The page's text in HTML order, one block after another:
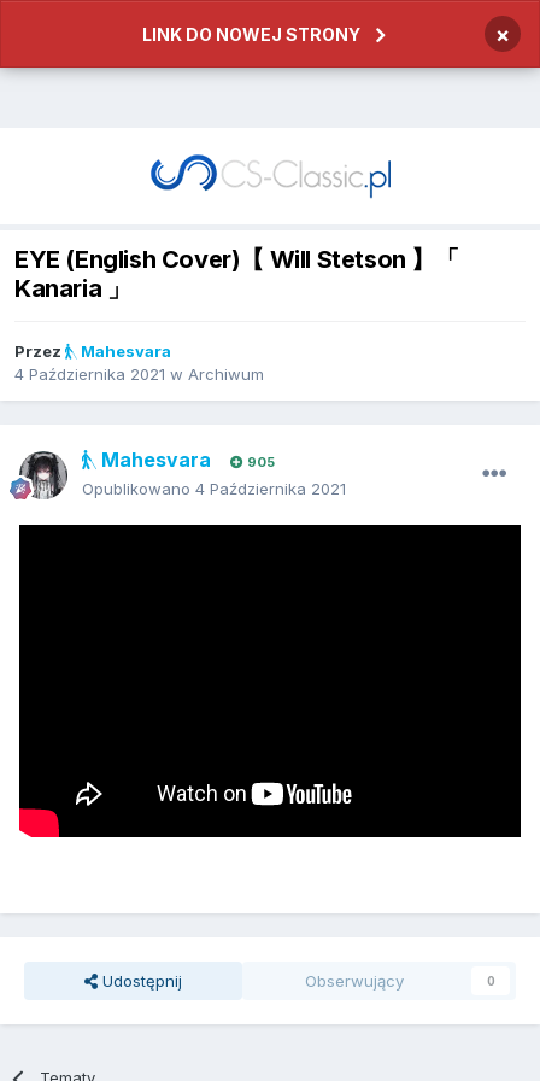
LINK DO NOWEJ STRONY ×
EYE (English Cover)【 Will Stetson 】「
Kanaria 」
Przez
Mahesvara
4 Października 2021 w Archiwum
Mahesvara 905
Opublikowano 4 Października 2021
Udostępnij Obserwujący 0